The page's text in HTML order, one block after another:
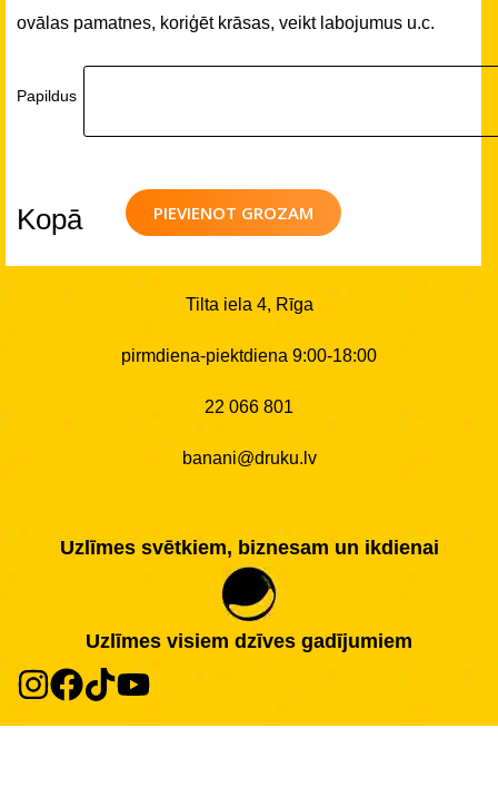
ovālas pamatnes, koriģēt krāsas, veikt labojumus u.c.
Papildus
PIEVIENOT GROZAM
Kopā
Tilta iela 4, Rīga
pirmdiena-piektdiena 9:00-18:00
22 066 801
banani@druku.lv
Uzlīmes svētkiem, biznesam un ikdienai
Uzlīmes visiem dzīves gadījumiem